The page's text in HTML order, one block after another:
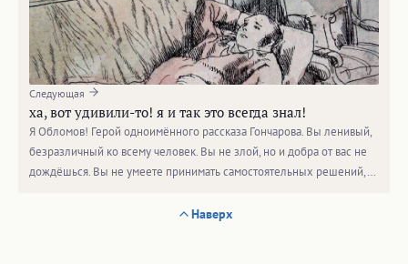
Следующая
ха, вот удивили-то! я и так это всегда знал!
Я Обломов! Герой одноимённого рассказа Гончарова. Вы ленивый,
безразличный ко всему человек. Вы не злой, но и добра от вас не
дождёшься. Вы не умеете принимать самостоятельных решений,…
Наверх